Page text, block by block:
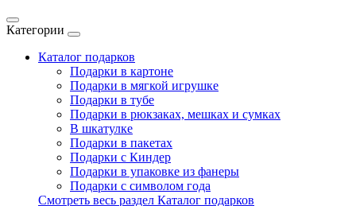
Категории
Каталог подарков
Подарки в картоне
Подарки в мягкой игрушке
Подарки в тубе
Подарки в рюкзаках, мешках и сумках
В шкатулке
Подарки в пакетах
Подарки с Киндер
Подарки в упаковке из фанеры
Подарки с символом года
Смотреть весь раздел Каталог подарков